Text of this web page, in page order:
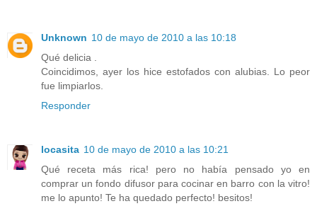
Unknown 10 de mayo de 2010 a las 10:18
Qué delicia .
Coincidimos, ayer los hice estofados con alubias. Lo peor
fue limpiarlos.
Responder
locasita 10 de mayo de 2010 a las 10:21
Qué receta más rica! pero no había pensado yo en
comprar un fondo difusor para cocinar en barro con la vitro!
me lo apunto! Te ha quedado perfecto! besitos!